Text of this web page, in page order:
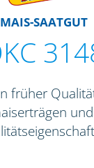
MAIS-SAATGUT
früher